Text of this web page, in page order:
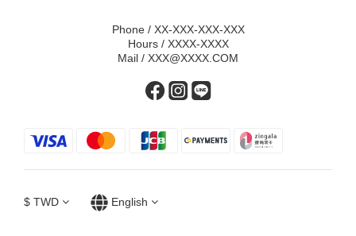
Phone / XX-XXX-XXX-XXX
Hours / XXXX-XXXX
Mail / XXX@XXXX.COM
$ TWD English